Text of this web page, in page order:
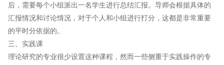
后，需要每个小组派出一名学生进行总结汇报。导师会根据具体的
汇报情况和讨论情况，对于个人和小组进行打分，这都是非常重要
的平时分依据的。
三、实践课
理论研究的专业很少设置这种课程，然而一些侧重于实践操作的专